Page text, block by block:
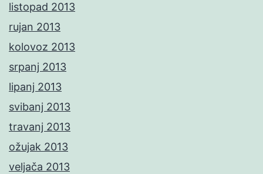
listopad 2013
rujan 2013
kolovoz 2013
srpanj 2013
lipanj 2013
svibanj 2013
travanj 2013
ožujak 2013
veljača 2013